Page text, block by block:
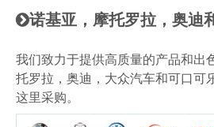
诺基亚，摩托罗拉，奥迪
我们致力于提供高质量的产品和出
托罗拉，奥迪，大众汽车和可口可
这里采购。